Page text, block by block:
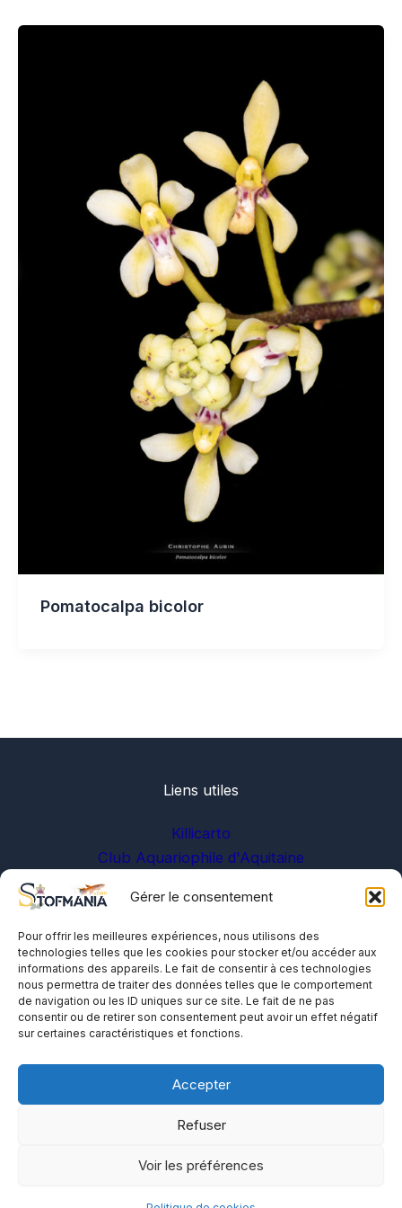
Gérer le consentement
Pour offrir les meilleures expériences, nous utilisons des
technologies telles que les cookies pour stocker et/ou accéder aux
informations des appareils. Le fait de consentir à ces technologies
nous permettra de traiter des données telles que le comportement
de navigation ou les ID uniques sur ce site. Le fait de ne pas
consentir ou de retirer son consentement peut avoir un effet négatif
sur certaines caractéristiques et fonctions.
Accepter
Refuser
Voir les préférences
Pomatocalpa bicolor
Liens utiles
Killicarto
Club Aquariophile d'Aquitaine
A propos
Me contacter
Politique de cookies